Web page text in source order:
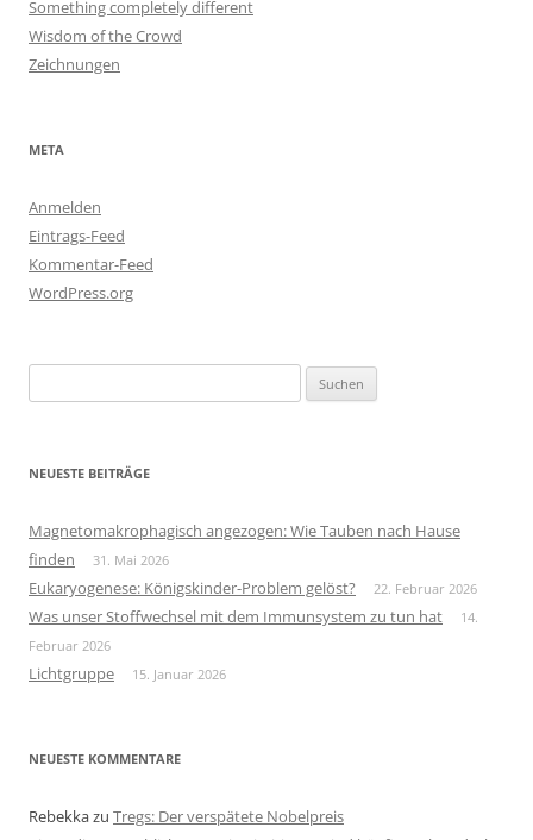
Something completely different
Wisdom of the Crowd
Zeichnungen
META
Anmelden
Eintrags-Feed
Kommentar-Feed
WordPress.org
nach:
NEUESTE BEITRÄGE
Magnetomakrophagisch angezogen: Wie Tauben nach Hause
finden
31. Mai 2026
Eukaryogenese: Königskinder-Problem gelöst? 22. Februar 2026
Was unser Stoffwechsel mit dem Immunsystem zu tun hat
14.
Februar 2026
Lichtgruppe 15. Januar 2026
NEUESTE KOMMENTARE
Rebekkazu Tregs: Der verspätete Nobelpreis